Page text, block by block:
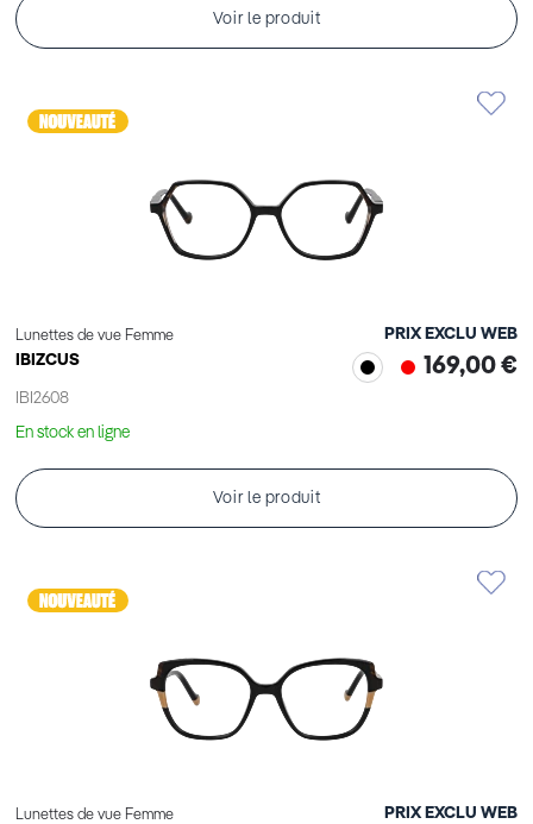
Voir le produit
Lunettes de vue Femme
IBIZCUS
IBI2608
PRIX EXCLU WEB
169,00 €
En stock en ligne
Voir le produit
Lunettes de vue Femme PRIX EXCLU WEB